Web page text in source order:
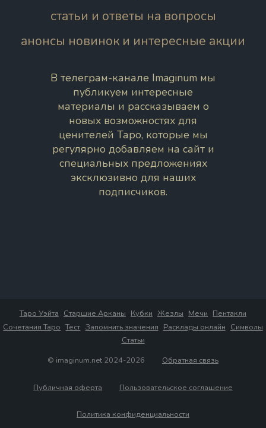
статьи и ответы на вопросы
анонсы новинок и интересные акции
В телеграм-канале Imaginum мы
публикуем интересные
материалы и рассказываем о
новых возможностях для
ценителей Таро, которые мы
регулярно добавляем на сайт и
специальных предложениях
эксклюзивно для наших
подписчиков.
Таро Уэйта Старшие Арканы Кубки Жезлы Мечи Пентакли
Сочетания Таро Тест Запомнить значения Расклады онлайн Символы
Статьи
© imaginum.net 2024-2026
Обратная связь
Публичная оферта Пользовательское соглашение
Политика конфиденциальности